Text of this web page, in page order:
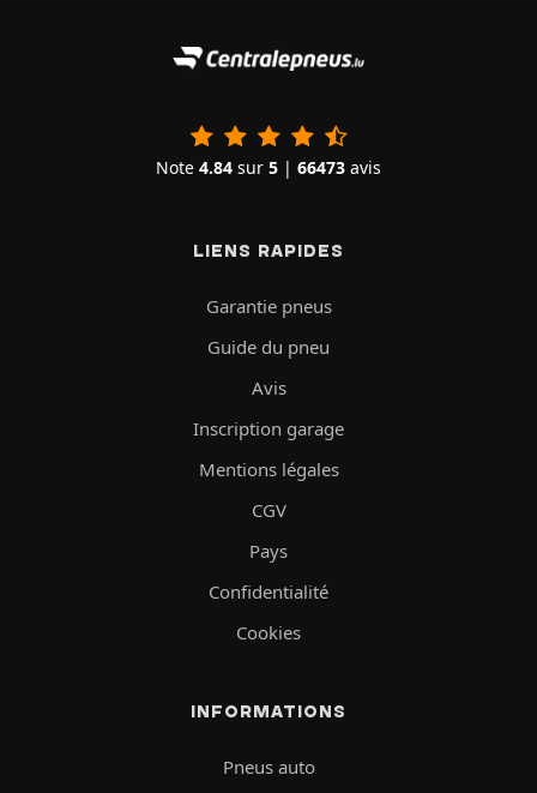
Note 4.84 sur 5 | 66473 avis
LIENS RAPIDES
Garantie pneus
Guide du pneu
Avis
Inscription garage
Mentions légales
CGV
Pays
Confidentialité
Cookies
INFORMATIONS
Pneus auto